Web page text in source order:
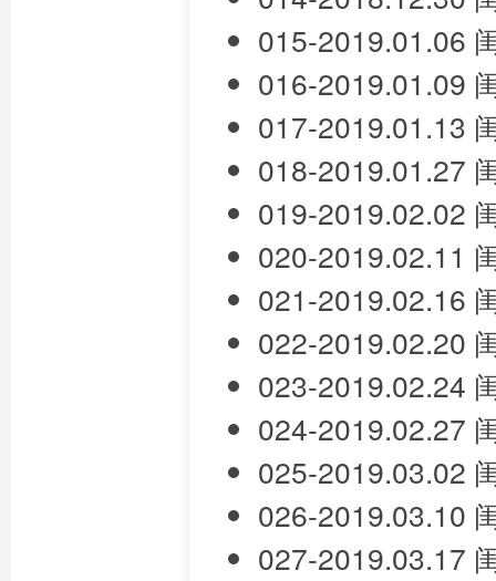
015-2019.01.06
016-2019.01.09
017-2019.01.13
018-2019.01.27
019-2019.02.02
020-2019.02.11
021-2019.02.16
022-2019.02.20
023-2019.02.24
024-2019.02.27
025-2019.03.02
026-2019.03.10
027-2019.03.17